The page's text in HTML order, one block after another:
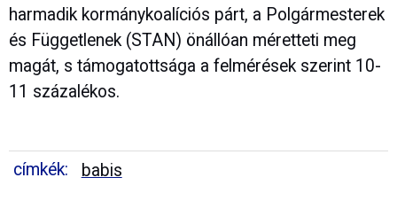
harmadik kormánykoalíciós párt, a Polgármesterek
és Függetlenek (STAN) önállóan méretteti meg
magát, s támogatottsága a felmérések szerint 10-
11 százalékos.
címkék: babis